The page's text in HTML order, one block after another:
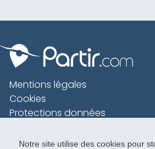
Notre site utilise des cookies pour
Mentions légales
Cookies
Protections données
Charte voyageur